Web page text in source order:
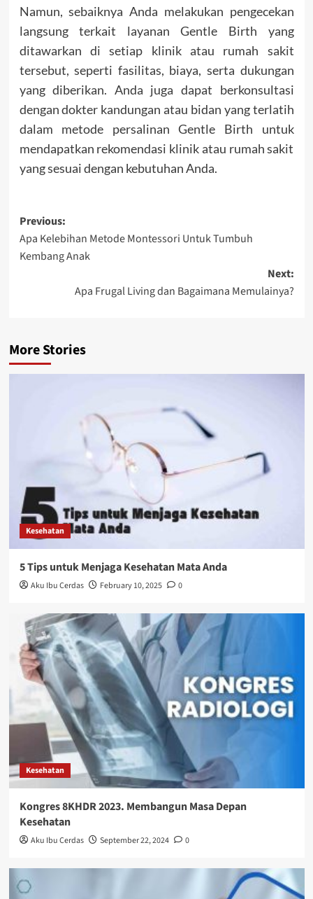
Namun, sebaiknya Anda melakukan pengecekan
langsung terkait layanan Gentle Birth yang
ditawarkan di setiap klinik atau rumah sakit
tersebut, seperti fasilitas, biaya, serta dukungan
yang diberikan. Anda juga dapat berkonsultasi
dengan dokter kandungan atau bidan yang terlatih
dalam metode persalinan Gentle Birth untuk
mendapatkan rekomendasi klinik atau rumah sakit
yang sesuai dengan kebutuhan Anda.
Post
navigation
Previous:
Apa Kelebihan Metode Montessori Untuk Tumbuh
Kembang Anak
Next:
Apa Frugal Living dan Bagaimana Memulainya?
More Stories
Kesehatan
5 Tips untuk Menjaga Kesehatan Mata Anda
Aku Ibu Cerdas February 10, 2025 0
Kesehatan
Kongres 8KHDR 2023. Membangun Masa Depan
Kesehatan
Aku Ibu Cerdas September 22, 2024 0